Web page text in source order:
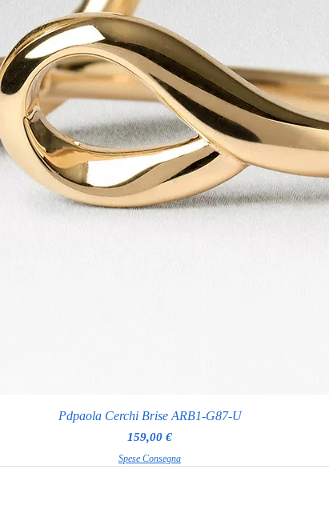
Pdpaola Cerchi Brise ARB1-G87-U
Prezzo
159,00 €
Spese Consegna